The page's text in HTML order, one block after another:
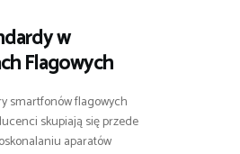
w
Flagowych
smartfonów flagowych
skupiają się przede
aparatów